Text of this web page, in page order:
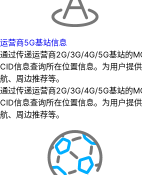
运营商5G基站信息
通过传递运营商2G/3G/4G/5G基站的
CID信息查询所在位置信息。为用户提
航、周边推荐等。
通过传递运营商2G/3G/4G/5G基站的
CID信息查询所在位置信息。为用户提
航、周边推荐等。